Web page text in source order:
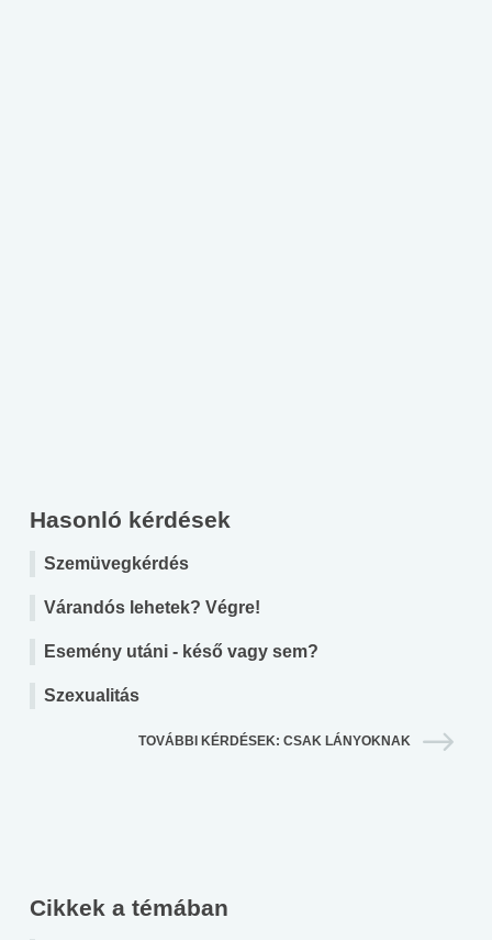
Hasonló kérdések
Szemüvegkérdés
Várandós lehetek? Végre!
Esemény utáni - késő vagy sem?
Szexualitás
TOVÁBBI KÉRDÉSEK: CSAK LÁNYOKNAK
Cikkek a témában